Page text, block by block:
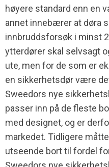
høyere standard enn en
annet innebærer at døra
innbruddsforsøk i minst
ytterdører skal selvsagt
ute, men for de som er
en sikkerhetsdør være
Sweedors nye
passer inn på de fleste
med designet, og er
markedet. Tidligere
utseende bort til fordel